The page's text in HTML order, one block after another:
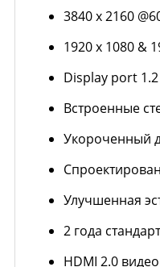
3840 x 2160
1920 x 1080 &
Display port 1.2
Встроенные
Укороченный
Улучшенная
2 года
HDMI 2.0